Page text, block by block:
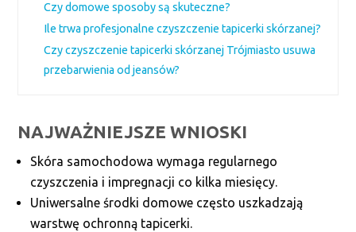
Czy domowe sposoby są skuteczne?
Ile trwa profesjonalne czyszczenie tapicerki skórzanej?
Czy czyszczenie tapicerki skórzanej Trójmiasto usuwa
przebarwienia od jeansów?
NAJWAŻNIEJSZE WNIOSKI
Skóra samochodowa wymaga regularnego
czyszczenia i impregnacji co kilka miesięcy.
Uniwersalne środki domowe często uszkadzają
warstwę ochronną tapicerki.